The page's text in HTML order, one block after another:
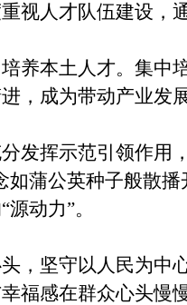
人才队伍建设，通
土人才。集中培
，成为带动产业发
挥示范引领作用
蒲公英种子般散
动力”。
坚守以人民为中心
福感在群众心头慢慢